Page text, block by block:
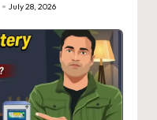
July 28, 2026